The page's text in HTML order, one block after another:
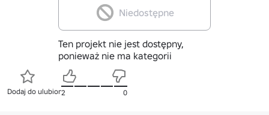
Niedostępne
Ten projekt nie jest dostępny,
ponieważ nie ma kategorii
Dodaj do ulubionych
2 0